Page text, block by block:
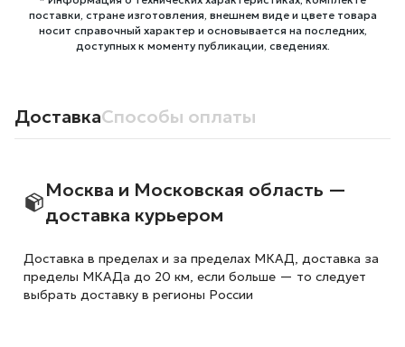
поставки, стране изготовления, внешнем виде и цвете товара
носит справочный характер и основывается на последних,
доступных к моменту публикации, сведениях.
ДоставкаСпособы оплаты
Москва и Московская область —
доставка курьером
Доставка в пределах и за пределах МКАД, доставка за
пределы МКАДа до 20 км, если больше — то следует
выбрать доставку в регионы России